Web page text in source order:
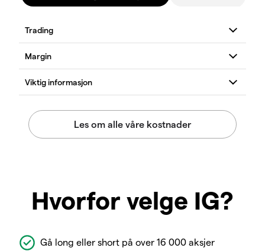
Hvorfor velge IG?
Gå long eller short på over 16 000 aksjer